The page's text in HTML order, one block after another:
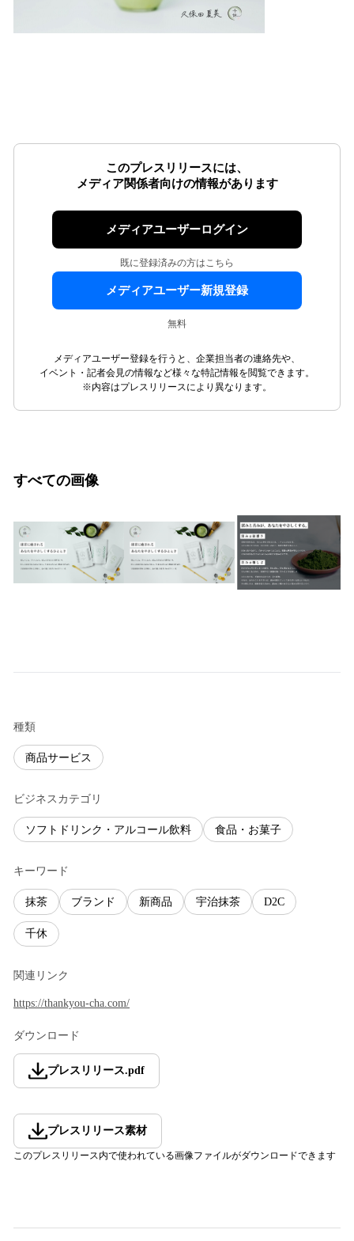
このプレスリリースには、
メディア関係者向けの情報があります
メディアユーザーログイン
既に登録済みの方はこちら
メディアユーザー新規登録
無料
メディアユーザー登録を行うと、企業担当者の連絡先や、
イベント・記者会見の情報など様々な特記情報を閲覧できます。
※内容はプレスリリースにより異なります。
すべての画像
種類
商品サービス
ビジネスカテゴリ
ソフトドリンク・アルコール飲料 食品・お菓子
キーワード
抹茶 ブランド 新商品 宇治抹茶 D2C
千休
関連リンク
https://thankyou-cha.com/
ダウンロード
プレスリリース.pdf
プレスリリース素材
このプレスリリース内で使われている画像ファイルがダウンロードできます